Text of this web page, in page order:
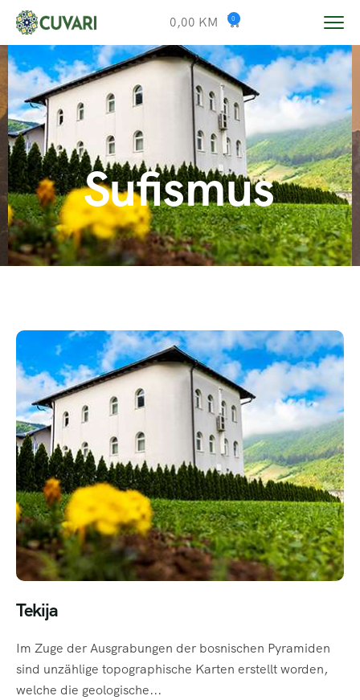
0,00 KM 0
Sufismus
Tekija
Im Zuge der Ausgrabungen der bosnischen Pyramiden
sind unzählige topographische Karten erstellt worden,
welche die geologische...